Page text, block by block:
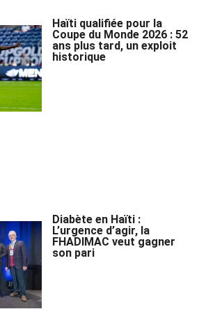
Haïti qualifiée pour la
Coupe du Monde 2026 : 52
ans plus tard, un exploit
historique
Diabète en Haïti :
L’urgence d’agir, la
FHADIMAC veut gagner
son pari